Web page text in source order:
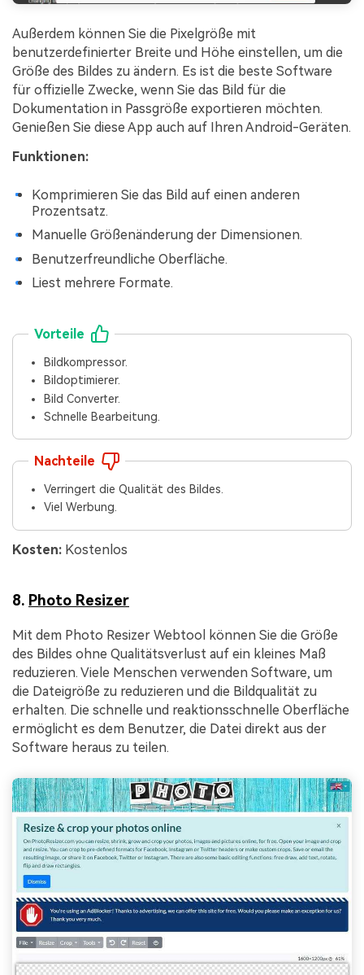
Außerdem können Sie die Pixelgröße mit
benutzerdefinierter Breite und Höhe einstellen, um die
Größe des Bildes zu ändern. Es ist die beste Software
für offizielle Zwecke, wenn Sie das Bild für die
Dokumentation in Passgröße exportieren möchten.
Genießen Sie diese App auch auf Ihren Android-Geräten.
Funktionen:
Komprimieren Sie das Bild auf einen anderen
Prozentsatz.
Manuelle Größenänderung der Dimensionen.
Benutzerfreundliche Oberfläche.
Liest mehrere Formate.
Vorteile
Bildkompressor.
Bildoptimierer.
Bild Converter.
Schnelle Bearbeitung.
Nachteile
Verringert die Qualität des Bildes.
Viel Werbung.
Kosten: Kostenlos
8. Photo Resizer
Mit dem Photo Resizer Webtool können Sie die Größe
des Bildes ohne Qualitätsverlust auf ein kleines Maß
reduzieren. Viele Menschen verwenden Software, um
die Dateigröße zu reduzieren und die Bildqualität zu
erhalten. Die schnelle und reaktionsschnelle Oberfläche
ermöglicht es dem Benutzer, die Datei direkt aus der
Software heraus zu teilen.